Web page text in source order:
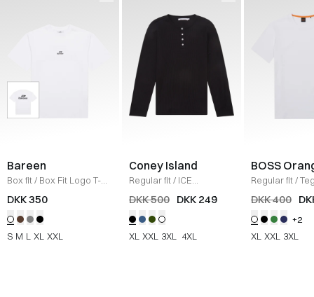
Bareen
Box fit/ Box Fit Logo T-
shirt /WHITE
DKK 350
S M L XL XXL
Coney Island
Regular fit/ ICE
Sweatshirt
/BLACK
DKK 500 DKK 249
XL XXL 3XL 4XL
BOSS
Regular fit/
Shirt
HVID
DKK 400
+2
XL XXL 3XL